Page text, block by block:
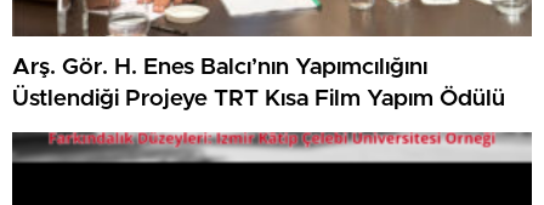
Arş. Gör. H. Enes Balcı’nın Yapımcılığını
Üstlendiği Projeye TRT Kısa Film Yapım Ödülü